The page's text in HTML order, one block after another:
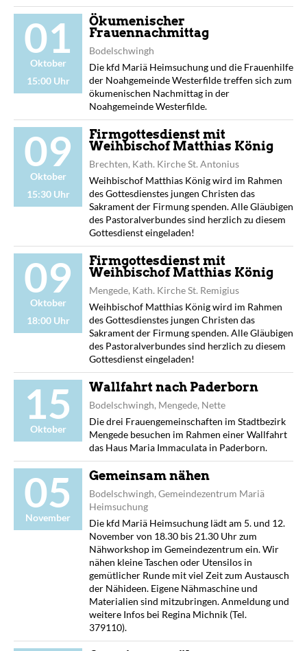
01
Oktober
15:00 Uhr
Ökumenischer
Frauennachmittag
Bodelschwingh
Die kfd Mariä Heimsuchung und die Frauenhilfe
der Noahgemeinde Westerfilde treffen sich zum
ökumenischen Nachmittag in der
Noahgemeinde Westerfilde.
09
Oktober
15:30 Uhr
Firmgottesdienst mit
Weihbischof Matthias König
Brechten, Kath. Kirche St. Antonius
Weihbischof Matthias König wird im Rahmen
des Gottesdienstes jungen Christen das
Sakrament der Firmung spenden. Alle Gläubigen
des Pastoralverbundes sind herzlich zu diesem
Gottesdienst eingeladen!
09
Oktober
18:00 Uhr
Firmgottesdienst mit
Weihbischof Matthias König
Mengede, Kath. Kirche St. Remigius
Weihbischof Matthias König wird im Rahmen
des Gottesdienstes jungen Christen das
Sakrament der Firmung spenden. Alle Gläubigen
des Pastoralverbundes sind herzlich zu diesem
Gottesdienst eingeladen!
15
Oktober
Wallfahrt nach Paderborn
Bodelschwingh, Mengede, Nette
Die drei Frauengemeinschaften im Stadtbezirk
Mengede besuchen im Rahmen einer Wallfahrt
das Haus Maria Immaculata in Paderborn.
05
November
Gemeinsam nähen
Bodelschwingh, Gemeindezentrum Mariä
Heimsuchung
Die kfd Mariä Heimsuchung lädt am 5. und 12.
November von 18.30 bis 21.30 Uhr zum
Nähworkshop im Gemeindezentrum ein. Wir
nähen kleine Taschen oder Utensilos in
gemütlicher Runde mit viel Zeit zum Austausch
der Nähideen. Eigene Nähmaschine und
Materialien sind mitzubringen. Anmeldung und
weitere Infos bei Regina Michnik (Tel.
379110).